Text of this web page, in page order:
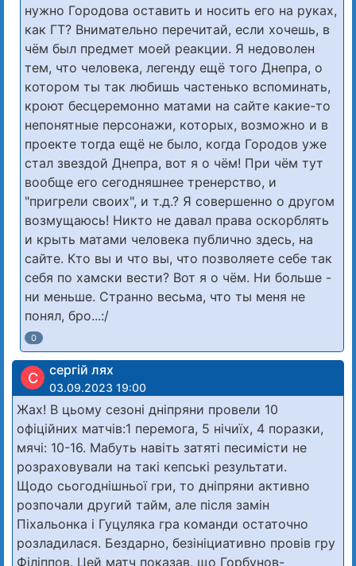
нужно Городова оставить и носить его на руках,
как ГТ? Внимательно перечитай, если хочешь, в
чём был предмет моей реакции. Я недоволен
тем, что человека, легенду ещё того Днепра, о
котором ты так любишь частенько вспоминать,
кроют бесцеремонно матами на сайте какие-то
непонятные персонажи, которых, возможно и в
проекте тогда ещё не было, когда Городов уже
стал звездой Днепра, вот я о чём! При чём тут
вообще его сегодняшнее тренерство, и
"пригрели своих", и т.д.? Я совершенно о другом
возмущаюсь! Никто не давал права оскорблять
и крыть матами человека публично здесь, на
сайте. Кто вы и что вы, что позволяете себе так
себя по хамски вести? Вот я о чём. Ни больше -
ни меньше. Странно весьма, что ты меня не
понял, бро...:/
0
С сергій лях
03.09.2023 19:00
Жах! В цьому сезоні дніпряни провели 10
офіційних матчів:1 перемога, 5 нічиїх, 4 поразки,
мячі: 10-16. Мабуть навіть затяті песимісти не
розраховували на такі кепські результати.
Щодо сьогоднішньої гри, то дніпряни активно
розпочали другий тайм, але після замін
Піхальонка і Гуцуляка гра команди остаточно
розладилася. Бездарно, безініциативно провів гру
Філіппов. Цей матч показав, що Горбунов-